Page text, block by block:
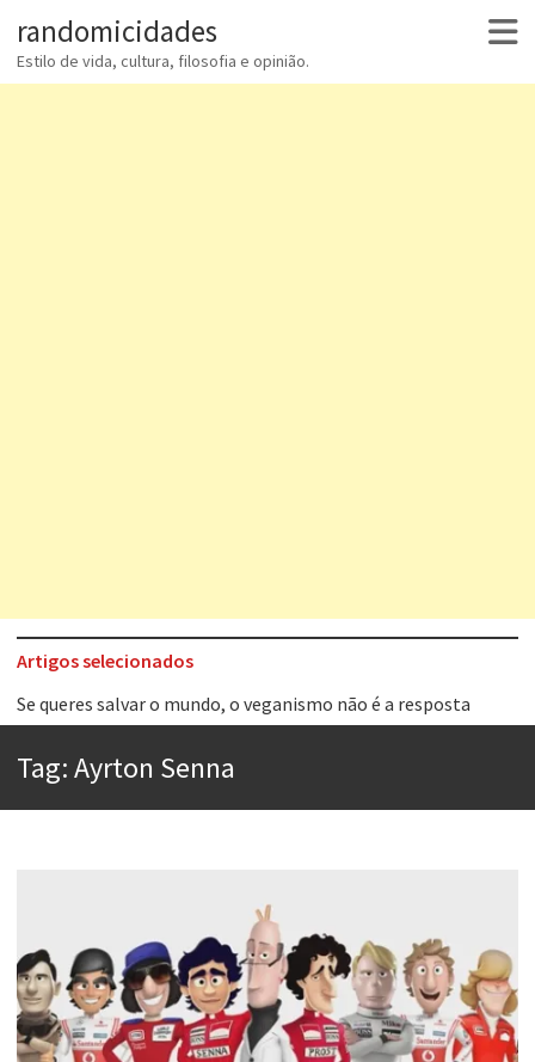
randomicidades
Estilo de vida, cultura, filosofia e opinião.
Artigos selecionados
Tem que filmar isso daí
Aprender a fracassar é o segredo do sucesso
Os causos de Jorge Luis Borges
Voto obrigatório é correto?
Se queres salvar o mundo, o veganismo não é a resposta
Tag:Ayrton Senna